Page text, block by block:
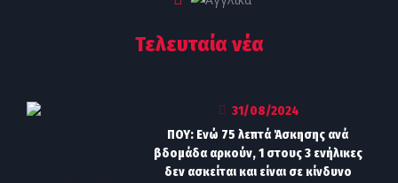
Τελευταία νέα
31/08/2024
ΠΟΥ: Ενώ 75 λεπτά Άσκησης ανά
βδομάδα αρκούν, 1 στους 3 ενήλικες
δεν ασκείται και είναι σε κίνδυνο